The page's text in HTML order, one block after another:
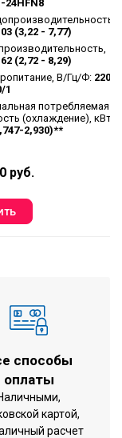
5,1
A+++
6,60 (2,7 - 7,3)**
2,95*
13,5*
958/839/723
44/41/37
56
24HFN8
(3,22 - 7,77)
(2,72 - 8,29)
В/Гц/Ф: 220-
1
потребляемая
(охлаждение), кВт:
2,930)**
руб.
способы
оплаты
картой,
расчет